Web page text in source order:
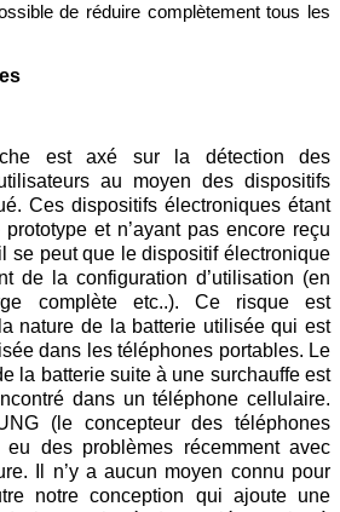
de réduire complètement tous les
est axé sur la détection des
au moyen des dispositifs
Ces dispositifs électroniques étant
et n’ayant pas encore reçu
se peut que le dispositif électronique
de la configuration d’utilisation (en
complète etc..). Ce risque est
nature de la batterie utilisée qui est
dans les téléphones portables. Le
la batterie suite à une surchauffe est
dans un téléphone cellulaire.
(le concepteur des téléphones
des problèmes récemment avec
Il n’y a aucun moyen connu pour
notre conception qui ajoute une